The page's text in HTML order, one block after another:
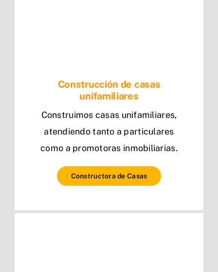
Construcción de casas
unifamiliares
Construimos casas unifamiliares,
atendiendo tanto a particulares
como a promotoras inmobiliarias.
Constructora de Casas